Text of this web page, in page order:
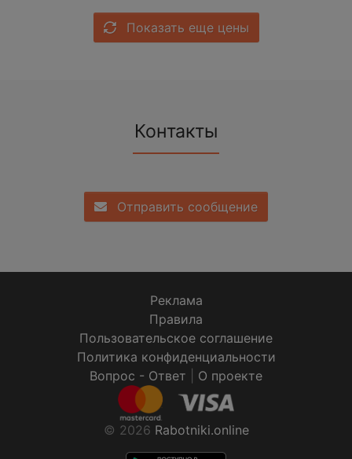
Показать еще цены
Контакты
Отправить сообщение
Реклама
Правила
Пользовательское соглашение
Политика конфиденциальности
Вопрос - Ответ
О проекте
© 2026 Rabotniki.online